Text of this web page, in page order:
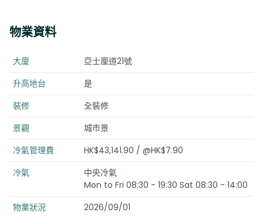
物業資料
大廈
亞士厘道21號
升高地台
是
裝修
全裝修
景觀
城市景
冷氣管理費
HK$43,141.90 / @HK$7.90
冷氣
中央冷氣
Mon to Fri 08:30 - 19:30 Sat 08:30 - 14:00
物業狀況
2026/09/01